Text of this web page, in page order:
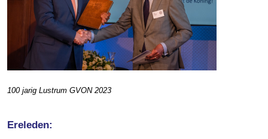
100 jarig Lustrum GVON 2023
Ereleden: